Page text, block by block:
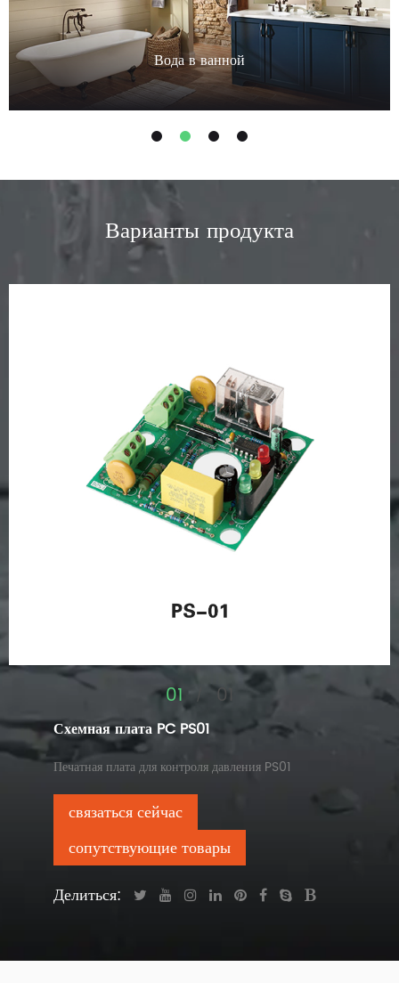
Вода в ванной
Варианты продукта
01 / 01
Схемная плата PC PS01
Печатная плата для контроля давления PS01
связаться сейчас
сопутствующие товары
Делиться: